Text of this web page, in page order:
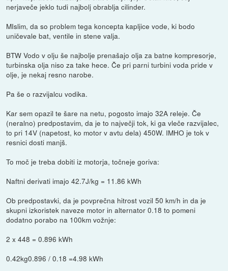
nerjaveče jeklo tudi najbolj obrablja cilinder.
MIslim, da so problem tega koncepta kapljice vode, ki bodo
uničevale bat, ventile in stene valja.
BTW Vodo v olju še najbolje prenašajo olja za batne kompresorje,
turbinska olja niso za take hece. Če pri parni turbini voda pride v
olje, je nekaj resno narobe.
Pa še o razvijalcu vodika.
Kar sem opazil te šare na netu, pogosto imajo 32A releje. Če
(neralno) predpostavim, da je to največji tok, ki ga vleče razvijalec,
to pri 14V (napetost, ko motor v avtu dela) 450W. IMHO je tok v
resnici dosti manjš.
To moč je treba dobiti iz motorja, točneje goriva:
Naftni derivati imajo 42.7J/kg = 11.86 kWh
Ob predpostavki, da je povprečna hitrost vozil 50 km/h in da je
skupni izkoristek naveze motor in alternator 0.18 to pomeni
dodatno porabo na 100km vožnje:
2 x 448 = 0.896 kWh
0.42kg0.896 / 0.18 =4.98 kWh